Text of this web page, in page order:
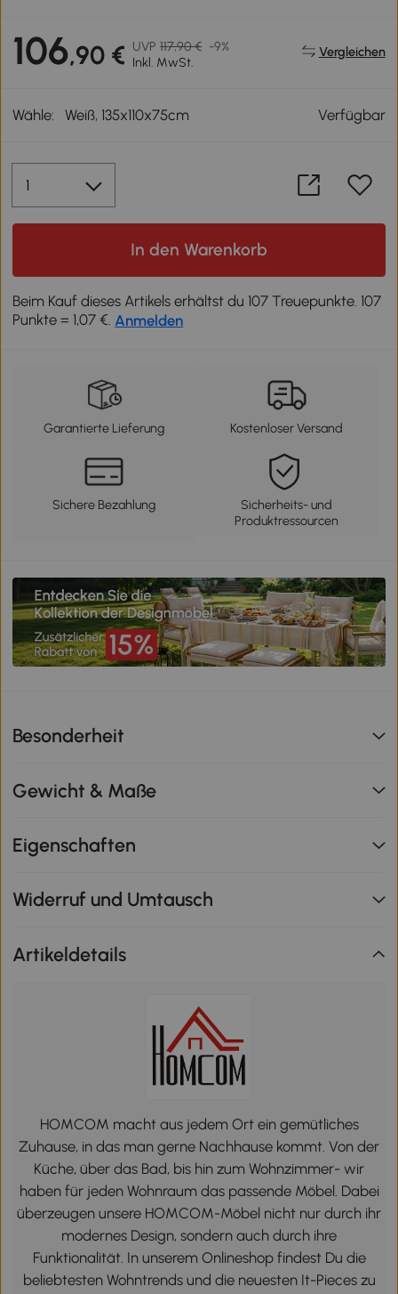
106,90 € UVP 117,90 € -9%
Inkl. MwSt.
Vergleichen
Wähle: Weiß, 135x110x75cm Verfügbar
In den Warenkorb
Beim Kauf dieses Artikels erhältst du 107 Treuepunkte. 107
Punkte = 1,07 €. Anmelden
Garantierte Lieferung Kostenloser Versand
Sichere Bezahlung
Sicherheits- und
Produktressourcen
Besonderheit
Gewicht & Maße
Eigenschaften
Widerruf und Umtausch
Artikeldetails
HOMCOM macht aus jedem Ort ein gemütliches
Zuhause, in das man gerne Nachhause kommt. Von der
Küche, über das Bad, bis hin zum Wohnzimmer- wir
haben für jeden Wohnraum das passende Möbel. Dabei
überzeugen unsere HOMCOM-Möbel nicht nur durch ihr
modernes Design, sondern auch durch ihre
Funktionalität. In unserem Onlineshop findest Du die
beliebtesten Wohntrends und die neuesten It-Pieces zu